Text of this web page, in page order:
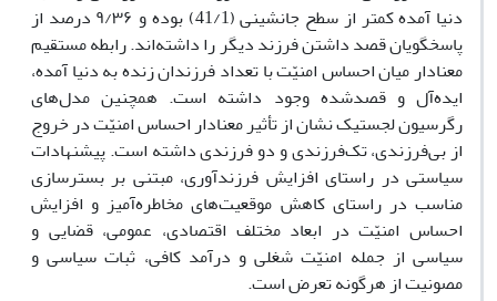
دنیا آمده کمتر از سطح جانشینی (41/1) بوده و ۹/۳۶ درصد از
پاسخگویان قصد داشتن فرزند دیگر را داشته‌اند. رابطه مستقیم
معنادار میان احساس امنیّت با تعداد فرزندان زنده به دنیا آمده،
ایده‌آل و قصدشده وجود داشته است. همچنین مدل‌های
رگرسیون لجستیک نشان از تأثیر معنادار احساس امنیّت در خروج
از بی‌فرزندی، تک‌فرزندی و دو فرزندی داشته است. پیشنهادات
سیاستی در راستای افزایش فرزندآوری، مبتنی بر بسترسازی
مناسب در راستای کاهش موقعیت‌های مخاطره‌آمیز و افزایش
احساس امنیّت در ابعاد مختلف اقتصادی، عمومی، قضایی و
سیاسی از جمله امنیّت شغلی و درآمد کافی، ثبات سیاسی و
مصونیت از هرگونه تعرض است.